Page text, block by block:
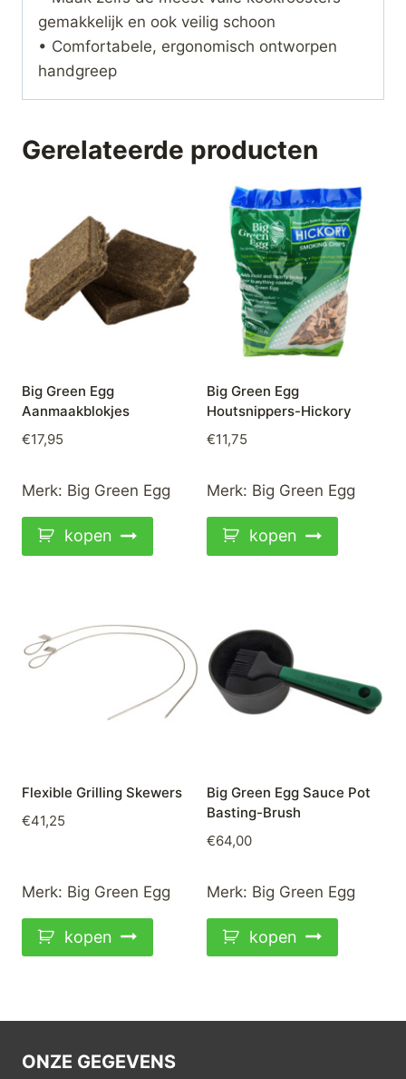
gemakkelijk en ook veilig schoon
• Comfortabele, ergonomisch ontworpen
handgreep
Gerelateerde producten
Big Green Egg
Aanmaakblokjes
€17,95
Merk: Big Green Egg
kopen
Big Green Egg
Houtsnippers-Hickory
€11,75
Merk: Big Green Egg
kopen
Flexible Grilling Skewers
€41,25
Merk: Big Green Egg
kopen
Big Green Egg Sauce Pot
Basting-Brush
€64,00
Merk: Big Green Egg
kopen
ONZE GEGEVENS